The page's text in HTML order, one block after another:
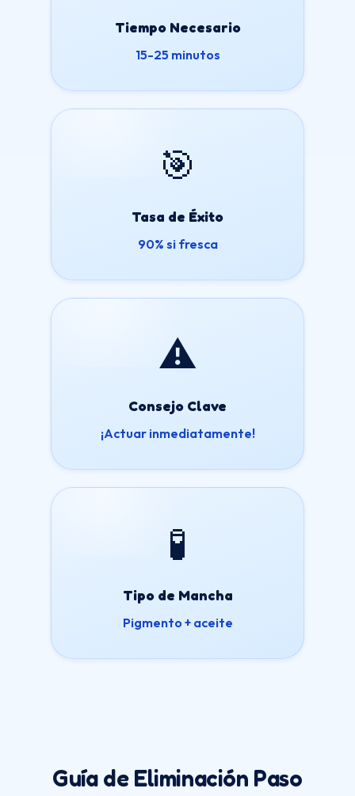
Tiempo Necesario
15-25 minutos
🎯
Tasa de Éxito
90% si fresca
⚠️
Consejo Clave
¡Actuar inmediatamente!
🧪
Tipo de Mancha
Pigmento + aceite
Guía de Eliminación Paso